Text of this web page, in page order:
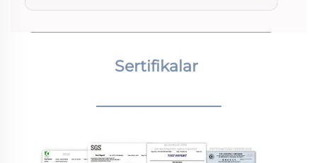
Sertifikalar
________________